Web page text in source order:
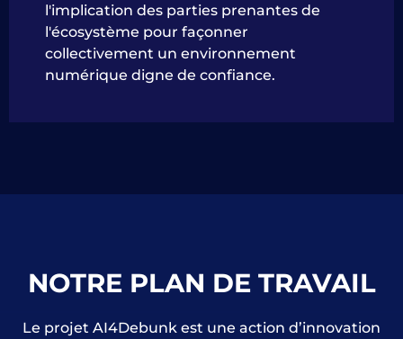
l'implication des parties prenantes de
l'écosystème pour façonner
collectivement un environnement
numérique digne de confiance.
NOTRE PLAN DE TRAVAIL
Le projet AI4Debunk est une action d’innovation